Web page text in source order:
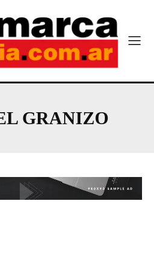
GRANIZO